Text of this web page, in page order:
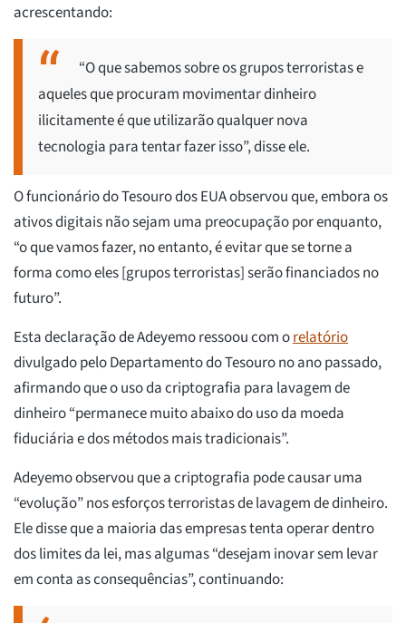
acrescentando:
“O que sabemos sobre os grupos terroristas e
aqueles que procuram movimentar dinheiro
ilicitamente é que utilizarão qualquer nova
tecnologia para tentar fazer isso”, disse ele.
O funcionário do Tesouro dos EUA observou que, embora os
ativos digitais não sejam uma preocupação por enquanto,
“o que vamos fazer, no entanto, é evitar que se torne a
forma como eles [grupos terroristas] serão financiados no
futuro”.
Esta declaração de Adeyemo ressoou com orelatório
divulgado pelo Departamento do Tesouro no ano passado,
afirmando que o uso da criptografia para lavagem de
dinheiro “permanece muito abaixo do uso da moeda
fiduciária e dos métodos mais tradicionais”.
Adeyemo observou que a criptografia pode causar uma
“evolução” nos esforços terroristas de lavagem de dinheiro.
Ele disse que a maioria das empresas tenta operar dentro
dos limites da lei, mas algumas “desejam inovar sem levar
em conta as consequências”, continuando: